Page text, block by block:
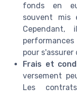
fonds en
souvent mis
pour s'assurer
Frais et
versement
Les